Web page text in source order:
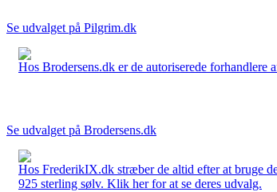
Se udvalget på Pilgrim.dk
Hos Brodersens.dk er de autoriserede
Se udvalget på Brodersens.dk
Hos FrederikIX.dk stræber de altid efter at bruge
925 sterling sølv. Klik her for at se deres udvalg.